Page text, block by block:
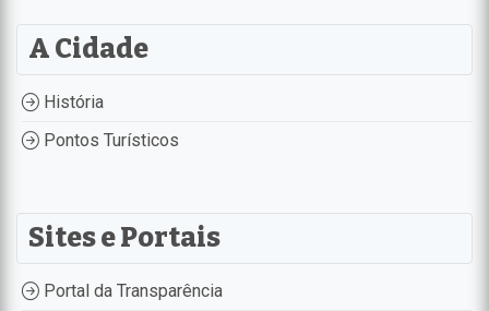
A Cidade
História
Pontos Turísticos
Sites e Portais
Portal da Transparência